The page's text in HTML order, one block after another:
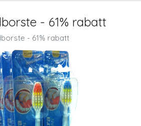
- 61% rabatt
- 61% rabatt